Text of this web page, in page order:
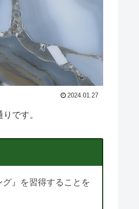
2024.01.27
です。
』を習得することを